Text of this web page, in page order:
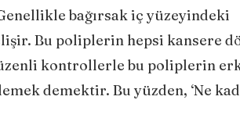
bağırsak iç yüzeyindeki
Bu poliplerin hepsi kansere
kontrollerle bu poliplerin
demektir. Bu yüzden, ‘Ne